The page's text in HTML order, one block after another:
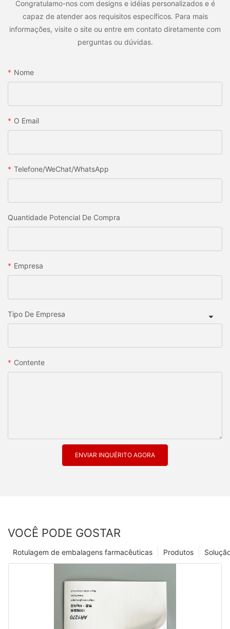
Congratulamo-nos com designs e idéias personalizados e é
capaz de atender aos requisitos específicos. Para mais
informações, visite o site ou entre em contato diretamente com
perguntas ou dúvidas.
Nome
O Email
Telefone/WeChat/WhatsApp
Quantidade Potencial De Compra
Empresa
Tipo De Empresa
Contente
ENVIAR INQUÉRITO AGORA
VOCÊ PODE GOSTAR
Produtos
Rotulagem de embalagens farmacêuticas